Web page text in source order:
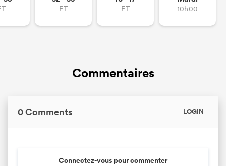
FT FT 10h00
Commentaires
0 Comments LOGIN
Connectez-vous pour commenter